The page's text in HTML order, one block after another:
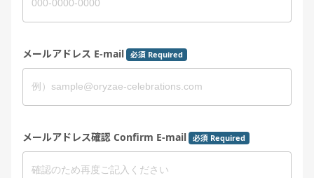
メールアドレス E-mail 必須 Required
メールアドレス確認 Confirm E-mail 必須 Required